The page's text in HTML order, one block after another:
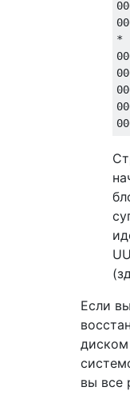
*
Если
диском
вы все